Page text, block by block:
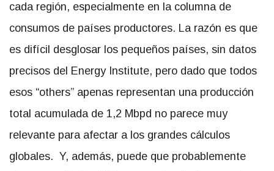
cada región, especialmente en la columna de
consumos de países productores. La razón es que
es difícil desglosar los pequeños países, sin datos
precisos del Energy Institute, pero dado que todos
esos “others” apenas representan una producción
total acumulada de 1,2 Mbpd no parece muy
relevante para afectar a los grandes cálculos
globales. Y, además, puede que probablemente